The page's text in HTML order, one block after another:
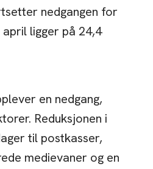
nedgangen for
april ligger på 24,4
en nedgang,
Reduksjonen i
til postkasser,
medievaner og en